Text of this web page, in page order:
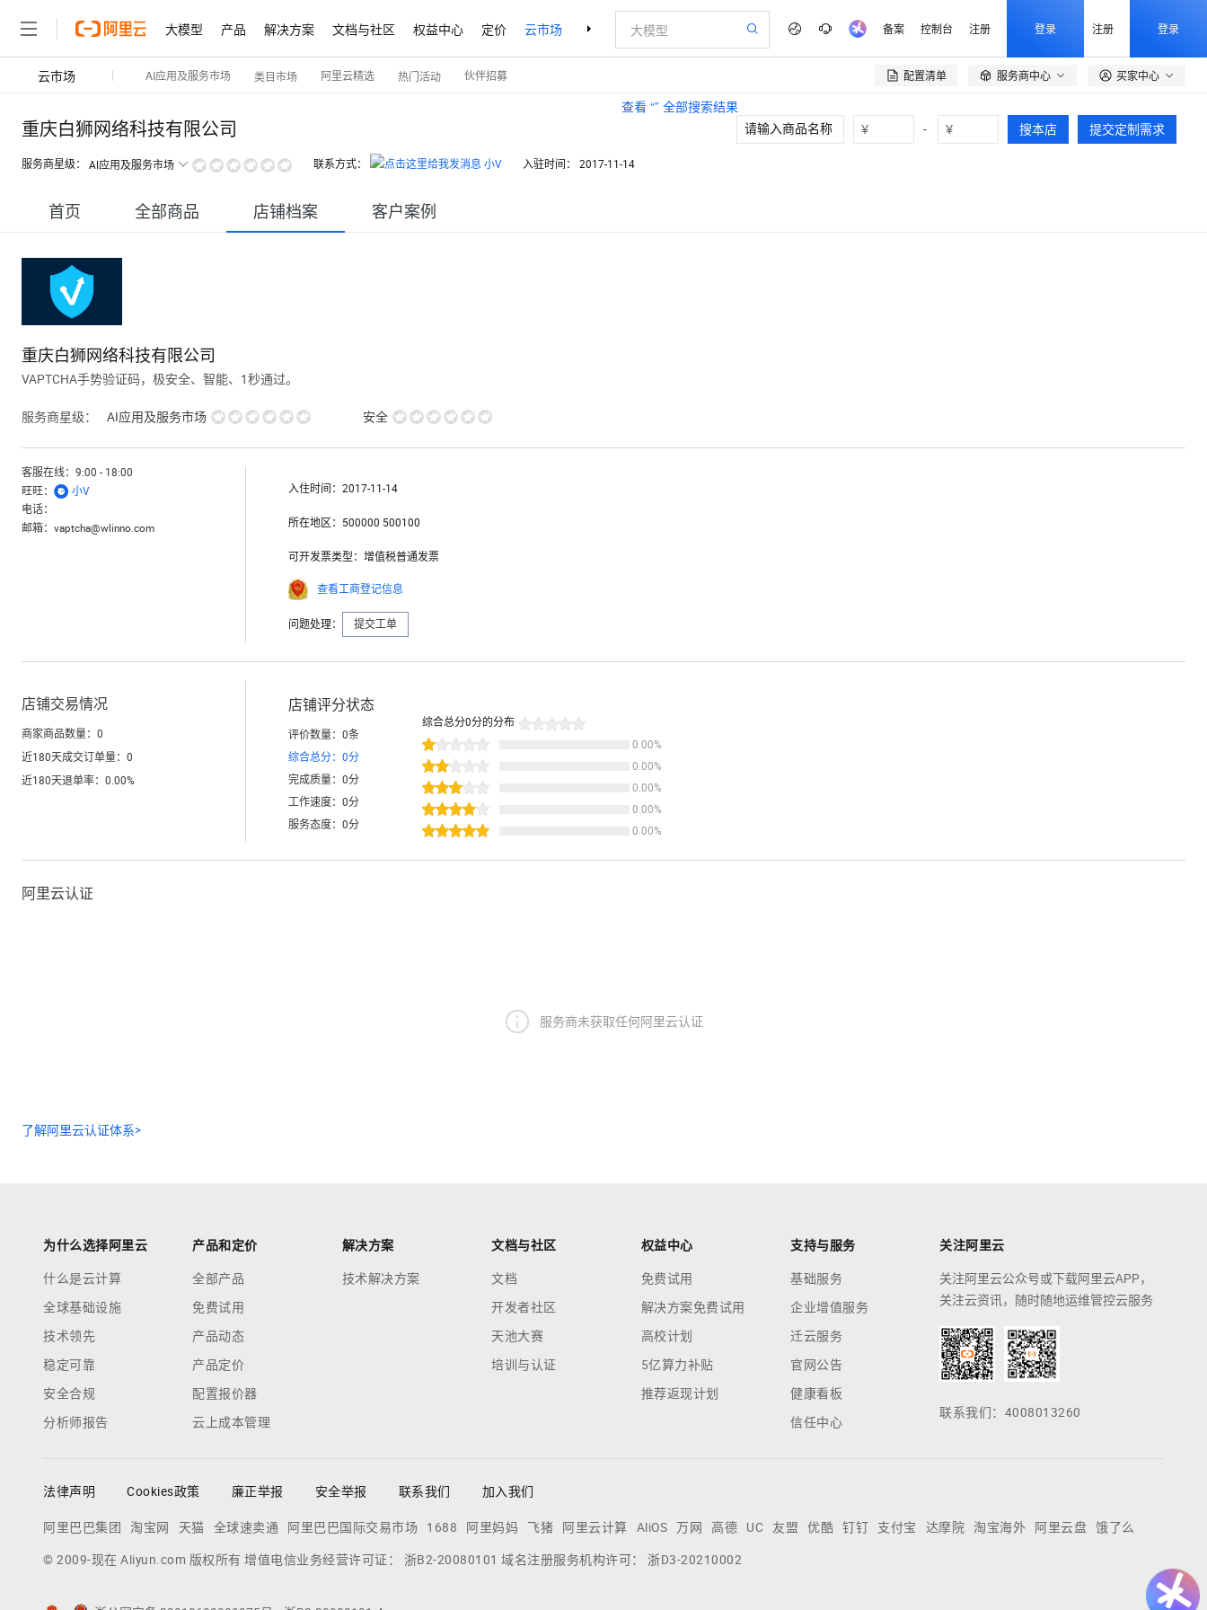
大模型 产品 解决方案 文档与社区 权益中心 定价 云市场 合作伙伴 支持与服务 了解阿里云
查看 “” 全部搜索结果
备案 控制台 注册 登录 注册 登录
云市场 AI应用及服务市场 类目市场 阿里云精选 热门活动 伙伴招募 配置清单  服务商中心 买家中心
重庆白狮网络科技有限公司
服务商星级： AI应用及服务市场 联系方式： 小V 入驻时间： 2017-11-14
¥ - ¥ 搜本店 提交定制需求
首页 全部商品 店铺档案 客户案例
重庆白狮网络科技有限公司
VAPTCHA手势验证码，极安全、智能、1秒通过。
服务商星级： AI应用及服务市场 安全
客服在线： 9:00 - 18:00
旺旺：  小V
电话：
邮箱： vaptcha@wlinno.com
入住时间： 2017-11-14
所在地区： 500000 500100
可开发票类型： 增值税普通发票
查看工商登记信息
问题处理： 提交工单
店铺交易情况
商家商品数量： 0
近180天成交订单量： 0
近180天退单率： 0.00%
店铺评分状态
评价数量： 0条
综合总分： 0分
完成质量： 0分
工作速度： 0分
服务态度： 0分
综合总分0分的分布
0.00%
0.00%
0.00%
0.00%
0.00%
阿里云认证
服务商未获取任何阿里云认证
了解阿里云认证体系>
为什么选择阿里云
什么是云计算
全球基础设施
技术领先
稳定可靠
安全合规
分析师报告
产品和定价
全部产品
免费试用
产品动态
产品定价
配置报价器
云上成本管理
解决方案
技术解决方案
文档与社区
文档
开发者社区
天池大赛
培训与认证
权益中心
免费试用
解决方案免费试用
高校计划
5亿算力补贴
推荐返现计划
支持与服务
基础服务
企业增值服务
迁云服务
官网公告
健康看板
信任中心
关注阿里云
关注阿里云公众号或下载阿里云APP，
关注云资讯，随时随地运维管控云服务
联系我们：4008013260
法律声明 Cookies政策 廉正举报 安全举报 联系我们 加入我们
阿里巴巴集团 淘宝网 天猫 全球速卖通 阿里巴巴国际交易市场 1688 阿里妈妈 飞猪 阿里云计算 AliOS 万网 高德 UC 友盟 优酷 钉钉 支付宝 达摩院 淘宝海外 阿里云盘 饿了么
© 2009-现在 Aliyun.com 版权所有 增值电信业务经营许可证： 浙B2-20080101 域名注册服务机构许可： 浙D3-20210002